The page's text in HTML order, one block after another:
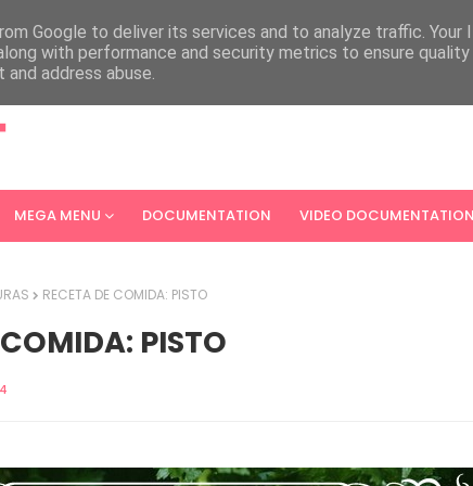
MEGA MENU DOCUMENTATION VIDEO DOCUMENTATION
RECETA DE COMIDA: PISTO
PISTO
Google to deliver its services and to analyze traffic. Your
with performance and security metrics to ensure
address abuse.